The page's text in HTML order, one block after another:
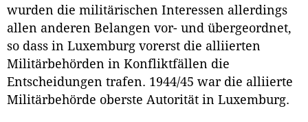
wurden die militärischen Interessen allerdings
allen anderen Belangen vor- und übergeordnet,
so dass in Luxemburg vorerst die alliierten
Militärbehörden in Konfliktfällen die
Entscheidungen trafen. 1944/45 war die alliierte
Militärbehörde oberste Autorität in Luxemburg.